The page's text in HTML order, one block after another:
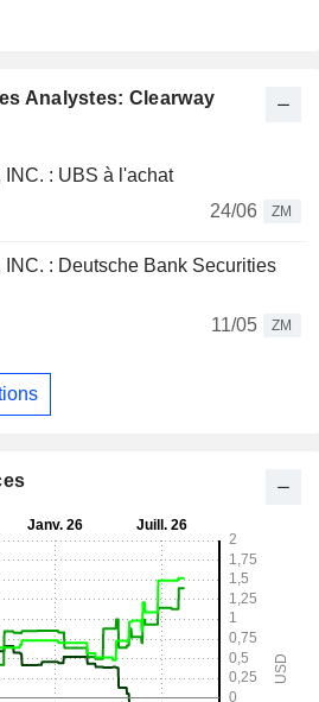
Analystes: Clearway
: UBS à l'achat
24/06
ZM
: Deutsche Bank Securities
11/05
ZM